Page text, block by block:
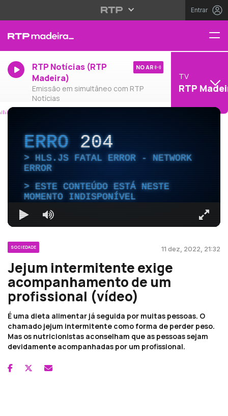
Entrar
RTP Notícias (RTP
Madeira)
Emissão em simultâneo com RTP
Notícias
NO AR
TV
RTP
ERRO204
HLS.JS FATAL ERROR - NETWORK
ERROR
ESTE CONTEÚDO ESTÁ NESTE
MOMENTO INDISPONÍVEL
SOCIEDADE 11 dez, 2022, 21:32
Jejum intermitente exige
acompanhamento de um
profissional (vídeo)
É uma dieta alimentar já seguida por muitas pessoas. O
chamado jejum intermitente como forma de perder peso.
Mas os nutricionistas aconselham que as pessoas sejam
devidamente acompanhadas por um profissional.